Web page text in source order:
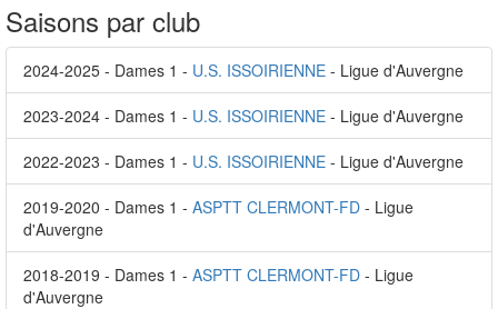
Saisons par club
2024-2025 - Dames 1 - U.S. ISSOIRIENNE - Ligue d'Auvergne
2023-2024 - Dames 1 - U.S. ISSOIRIENNE - Ligue d'Auvergne
2022-2023 - Dames 1 - U.S. ISSOIRIENNE - Ligue d'Auvergne
2019-2020 - Dames 1 - ASPTT CLERMONT-FD - Ligue
d'Auvergne
2018-2019 - Dames 1 - ASPTT CLERMONT-FD - Ligue
d'Auvergne